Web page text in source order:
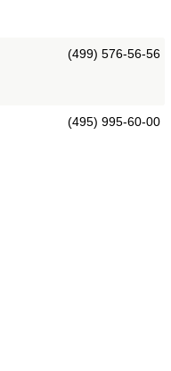
(499) 576-56-56
(495) 995-60-00